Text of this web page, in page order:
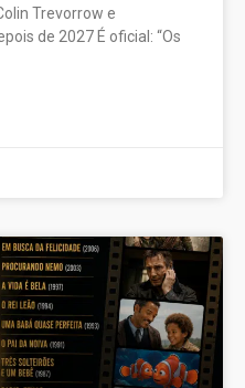
Trevorrow e
de 2027 É oficial: “Os